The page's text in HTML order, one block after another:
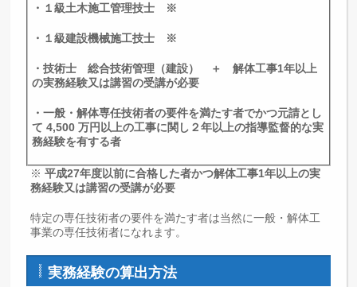
・１級土木施工管理技士 ※
・１級建設機械施工技士 ※
・技術士 総合技術管理（建設） ＋ 解体工事1年以上
の実務経験又は講習の受講が必要
・一般・解体専任技術者の要件を満たす者でかつ元請とし
て 4,500 万円以上の工事に関し２年以上の指導監督的な実
務経験を有する者
※平成27年度以前に合格した者かつ解体工事1年以上の実
務経験又は講習の受講が必要
特定の専任技術者の要件を満たす者は当然に一般・解体工
事業の専任技術者になれます。
実務経験の算出方法